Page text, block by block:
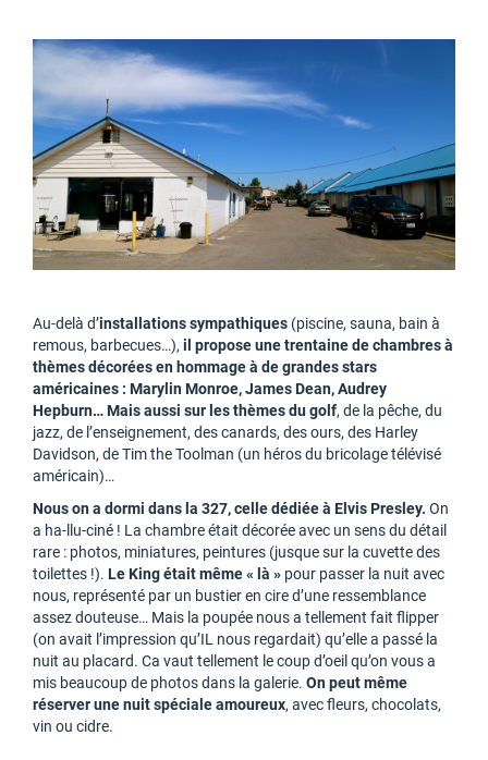
Au-delà d’installations sympathiques (piscine, sauna, bain à
remous, barbecues…), il propose une trentaine de chambres à
thèmes décorées en hommage à de grandes stars
américaines : Marylin Monroe, James Dean, Audrey
Hepburn… Mais aussi sur les thèmes du golf, de la pêche, du
jazz, de l’enseignement, des canards, des ours, des Harley
Davidson, de Tim the Toolman (un héros du bricolage télévisé
américain)…
Nous on a dormi dans la 327, celle dédiée à Elvis Presley. On
a ha-llu-ciné ! La chambre était décorée avec un sens du détail
rare : photos, miniatures, peintures (jusque sur la cuvette des
toilettes !). Le King était même « là » pour passer la nuit avec
nous, représenté par un bustier en cire d’une ressemblance
assez douteuse… Mais la poupée nous a tellement fait flipper
(on avait l’impression qu’IL nous regardait) qu’elle a passé la
nuit au placard. Ca vaut tellement le coup d’oeil qu’on vous a
mis beaucoup de photos dans la galerie. On peut même
réserver une nuit spéciale amoureux, avec fleurs, chocolats,
vin ou cidre.